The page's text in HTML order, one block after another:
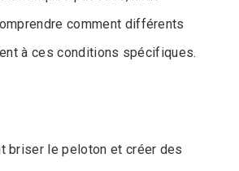
comment différents
à ces conditions spécifiques.
briser le peloton et créer des